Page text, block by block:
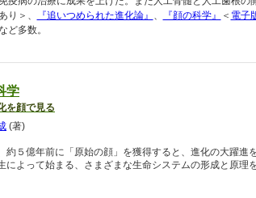
り＞、 『追いつめられた進化論』 、 『顔の科学』 ＜ 電子
ど多数。
学
を顔で見る
(著)
約５億年前に「原始の顔」を獲得すると、進化の大躍進
によって始まる、さまざまな生命システムの形成と原理